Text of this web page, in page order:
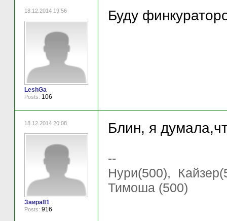
18.12.2014 19:56
LeshGa
Posts: 106
Буду
18.12.2014 20:08
Заира81
Posts: 916
Блин, я
--
Нури(500),
Тимоша (500)